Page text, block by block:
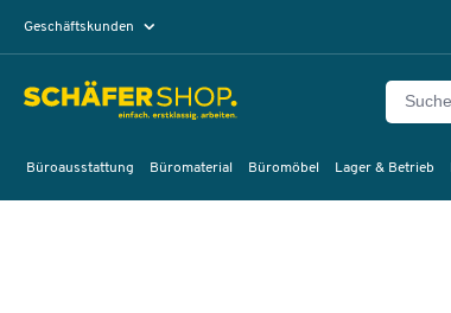
Geschäftskunden
Büroausstattung Büromaterial Büromöbel Lager & Betrieb